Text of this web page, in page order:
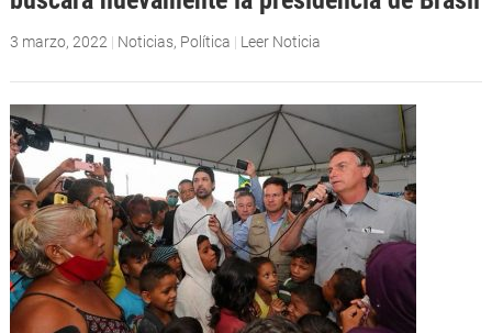
3 marzo, 2022 | Noticias, Política | Leer Noticia